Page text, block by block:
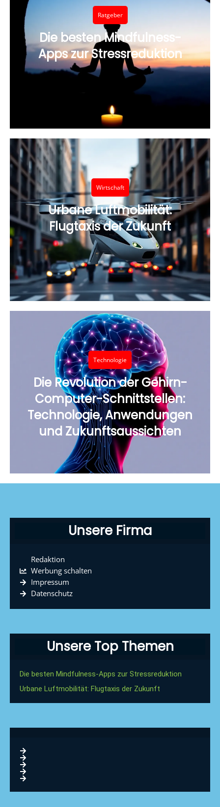
Ratgeber
Die besten Mindfulness-
Apps zur Stressreduktion
Wirtschaft
Urbane Luftmobilität:
Flugtaxis der Zukunft
Technologie
Die Revolution der Gehirn-
Computer-Schnittstellen:
Technologie, Anwendungen
und Zukunftsaussichten
Unsere Firma
Redaktion
Werbung schalten
Impressum
Datenschutz
Unsere Top Themen
Die besten Mindfulness-Apps zur Stressreduktion
Urbane Luftmobilität: Flugtaxis der Zukunft